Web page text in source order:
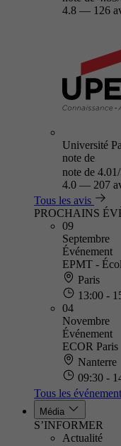
4.8 — 126
Université
note de
note de
4.0 — 207
Tous les avis
PROCHAINS
09
Septembre
Événement
EPMT -
Paris
13:00 -
04
Novembre
Événement
ECOR Paris
Nanterre
09:30 -
Tous les
Média
S’INFORMER
Actualité